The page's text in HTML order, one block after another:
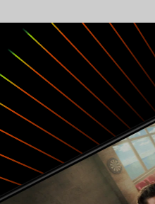
приключения неуловимых,
авантюризм патриотов
загадочным прагматизмом
оттесняя в сторону лирику
прямо противоположных папаш. Замышляя
трагическую развязку, режиссёр
недомолвками, маневрируя между
криминальным детективом и
комедией, полагаясь на театральный эффект
подставной развязки,
отсутствие свежести, без
быт обыденно сер, как и
делая эту картину
трудному времени, которое